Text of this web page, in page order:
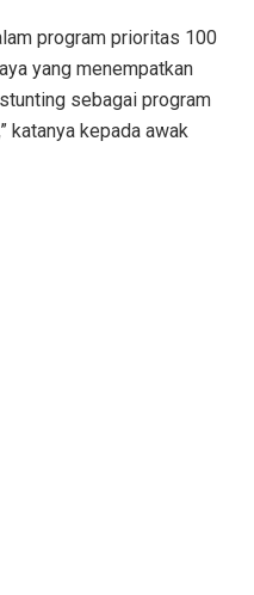
program prioritas 100
yang menempatkan
sebagai program
katanya kepada awak